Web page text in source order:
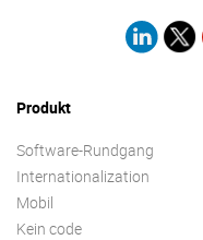
Produkt
Software-Rundgang
Internationalization
Mobil
Kein code